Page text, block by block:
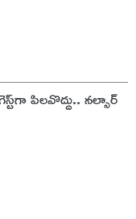
పిలవొద్దు.. నల్సార్